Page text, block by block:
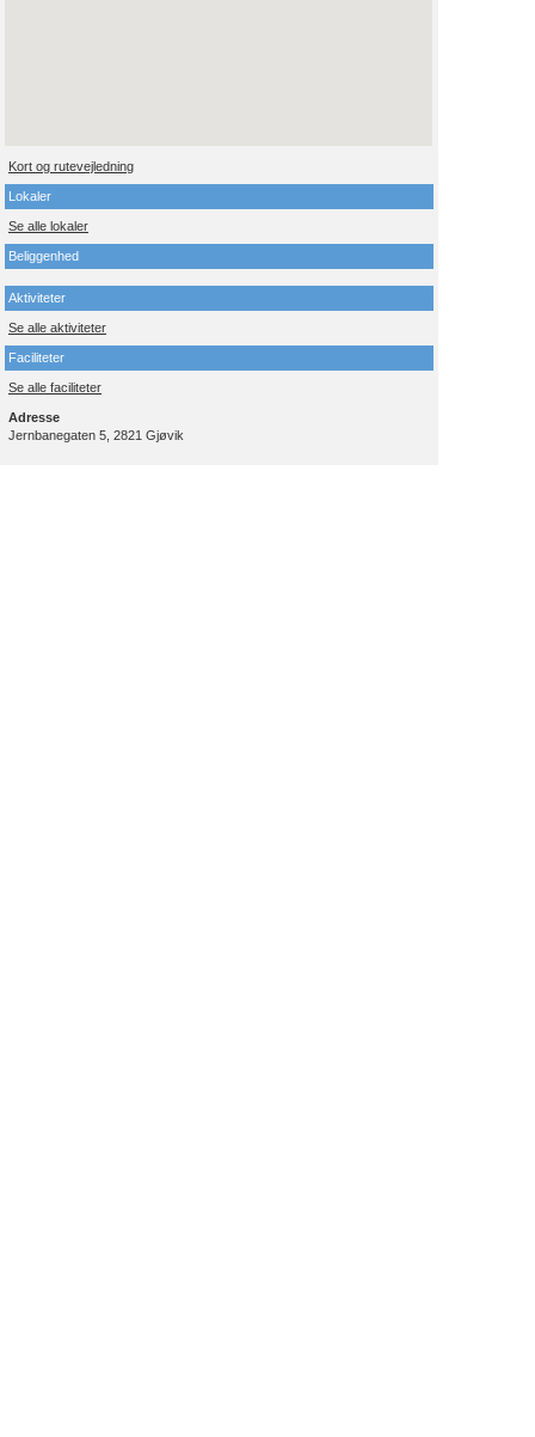
Kort og rutevejledning
Lokaler
Se alle lokaler
Beliggenhed
Aktiviteter
Se alle aktiviteter
Faciliteter
Se alle faciliteter
Adresse
Jernbanegaten 5, 2821 Gjøvik